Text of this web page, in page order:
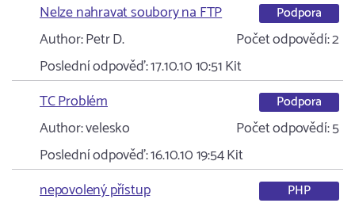
Nelze nahravat soubory na FTP
Podpora
Author:Petr D. Počet odpovědí:2
Poslední odpověď:17.10.10 10:51Kit
TC Problém
Podpora
Author:velesko Počet odpovědí:5
Poslední odpověď:16.10.10 19:54Kit
nepovolený přístup
PHP